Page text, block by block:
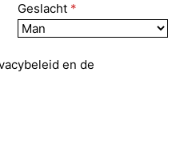
Geslacht
en de